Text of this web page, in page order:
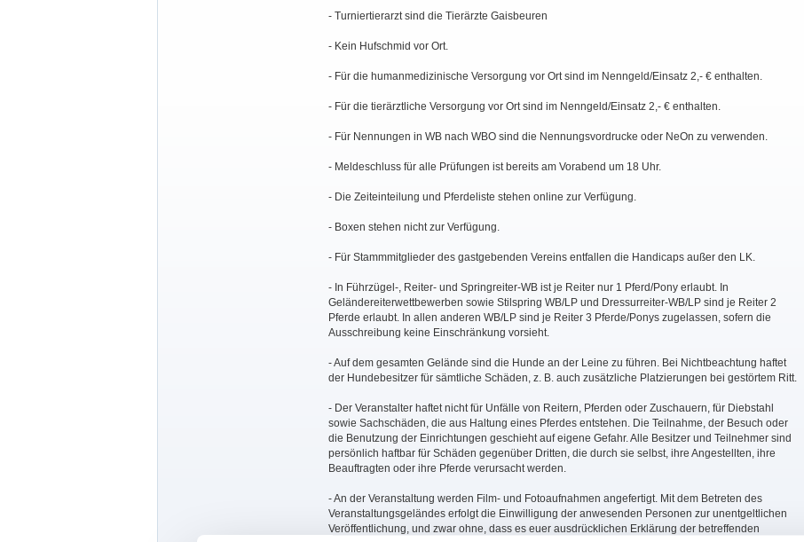
- Turniertierarzt sind die Tierärzte Gaisbeuren
- Kein Hufschmid vor Ort.
- Für die humanmedizinische Versorgung vor Ort sind im Nenngeld/Einsatz 2,- € enthalten.
- Für die tierärztliche Versorgung vor Ort sind im Nenngeld/Einsatz 2,- € enthalten.
- Für Nennungen in WB nach WBO sind die Nennungsvordrucke oder NeOn zu verwenden.
- Meldeschluss für alle Prüfungen ist bereits am Vorabend um 18 Uhr.
- Die Zeiteinteilung und Pferdeliste stehen online zur Verfügung.
- Boxen stehen nicht zur Verfügung.
- Für Stammmitglieder des gastgebenden Vereins entfallen die Handicaps außer den LK.
- In Führzügel-, Reiter- und Springreiter-WB ist je Reiter nur 1 Pferd/Pony erlaubt. In
Geländereiterwettbewerben sowie Stilspring WB/LP und Dressurreiter-WB/LP sind je Reiter 2
Pferde erlaubt. In allen anderen WB/LP sind je Reiter 3 Pferde/Ponys zugelassen, sofern die
Ausschreibung keine Einschränkung vorsieht.
- Auf dem gesamten Gelände sind die Hunde an der Leine zu führen. Bei Nichtbeachtung haftet
der Hundebesitzer für sämtliche Schäden, z. B. auch zusätzliche Platzierungen bei gestörtem Ritt.
- Der Veranstalter haftet nicht für Unfälle von Reitern, Pferden oder Zuschauern, für Diebstahl
sowie Sachschäden, die aus Haltung eines Pferdes entstehen. Die Teilnahme, der Besuch oder
die Benutzung der Einrichtungen geschieht auf eigene Gefahr. Alle Besitzer und Teilnehmer sind
persönlich haftbar für Schäden gegenüber Dritten, die durch sie selbst, ihre Angestellten, ihre
Beauftragten oder ihre Pferde verursacht werden.
- An der Veranstaltung werden Film- und Fotoaufnahmen angefertigt. Mit dem Betreten des
Veranstaltungsgeländes erfolgt die Einwilligung der anwesenden Personen zur unentgeltlichen
Veröffentlichung, und zwar ohne, dass es euer ausdrücklichen Erklärung der betreffenden